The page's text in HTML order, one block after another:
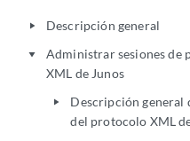
play_arrow Descripción general
play_arrow
Administrar sesiones de
XML de Junos
play_arrow
Descripción general
del protocolo XML